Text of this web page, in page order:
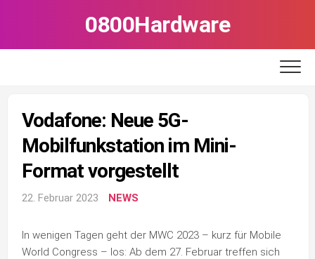
0800Hardware
Vodafone: Neue 5G-
Mobilfunkstation im Mini-
Format vorgestellt
22. Februar 2023 NEWS
In wenigen Tagen geht der MWC 2023 – kurz für Mobile
World Congress – los: Ab dem 27. Februar treffen sich